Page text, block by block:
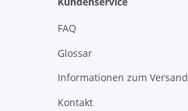
FAQ
Glossar
Informationen zum Versand
Kontakt